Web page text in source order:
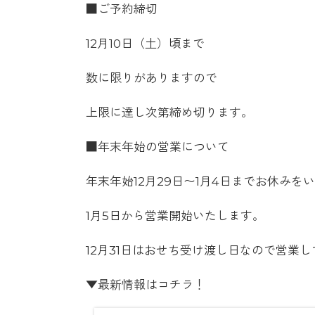
■ご予約締切
12月10日（土）頃まで
数に限りがありますので
上限に達し次第締め切ります。
■年末年始の営業について
年末年始12月29日〜1月4日までお休みをい
1月5日から営業開始いたします。
12月31日はおせち受け渡し日なので営業し
▼最新情報はコチラ！